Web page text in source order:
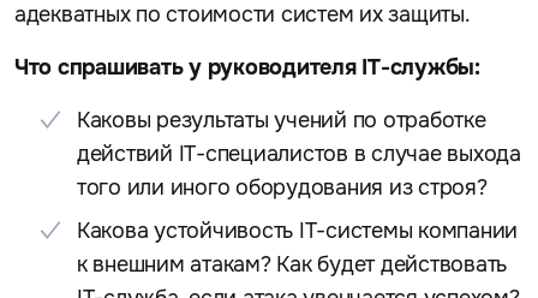
адекватных по стоимости систем их защиты.
Что спрашивать у руководителя IT-службы:
Каковы результаты учений по отработке
действий IT-специалистов в случае выхода
того или иного оборудования из строя?
Какова устойчивость IT-системы компании
к внешним атакам? Как будет действовать